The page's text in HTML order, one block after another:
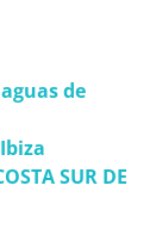
de
SUR DE